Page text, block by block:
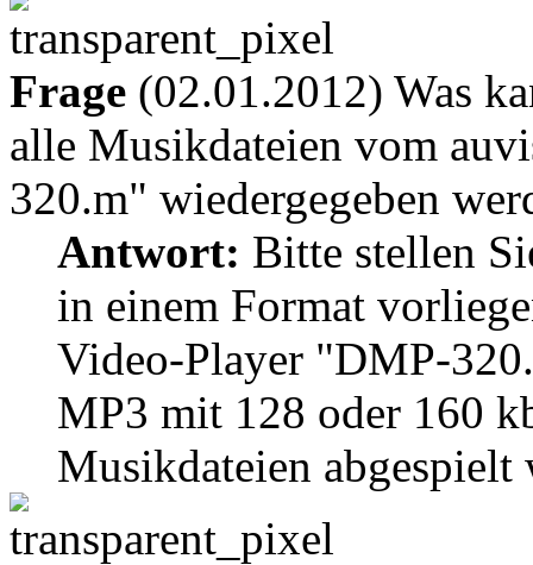
Frage (02.01.2012) Was
alle Musikdateien vom
320.m" wiedergegeben
Antwort: Bitte stellen
in einem Format
Video-Player "DMP-
MP3 mit 128 oder 160
Musikdateien abgespielt